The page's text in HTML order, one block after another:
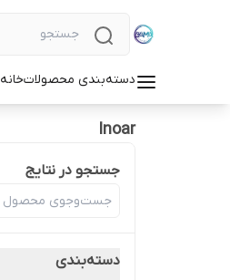
دسته‌بندی محصولاتخانه
Inoar
جستجو در نتایج
دسته‌بندی